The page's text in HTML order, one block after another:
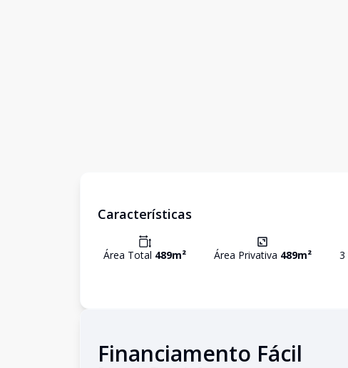
Características
Área Total 489m² Área Privativa 489m² 3
Financiamento Fácil